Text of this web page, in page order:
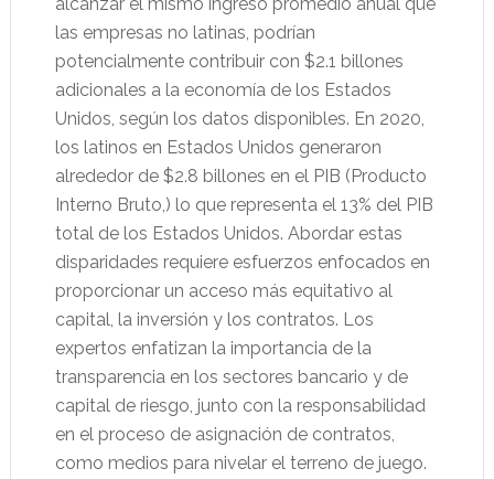
las empresas no latinas, podrían
potencialmente contribuir con $2.1 billones
adicionales a la economía de los Estados
Unidos, según los datos disponibles. En 2020,
los latinos en Estados Unidos generaron
alrededor de $2.8 billones en el PIB (Producto
Interno Bruto,) lo que representa el 13% del PIB
total de los Estados Unidos. Abordar estas
disparidades requiere esfuerzos enfocados en
proporcionar un acceso más equitativo al
capital, la inversión y los contratos. Los
expertos enfatizan la importancia de la
transparencia en los sectores bancario y de
capital de riesgo, junto con la responsabilidad
en el proceso de asignación de contratos,
como medios para nivelar el terreno de juego.